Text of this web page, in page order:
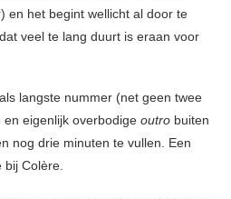
en het begint wellicht al door te
veel te lang duurt is eraan voor
als langste nummer (net geen twee
eigenlijk overbodige outro buiten
nog drie minuten te vullen. Een
bij Colère.